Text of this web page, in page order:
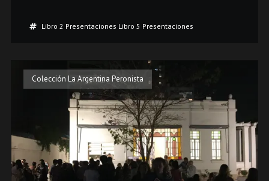
Libro 2 Presentaciones Libro 5 Presentaciones
Colección La Argentina Peronista